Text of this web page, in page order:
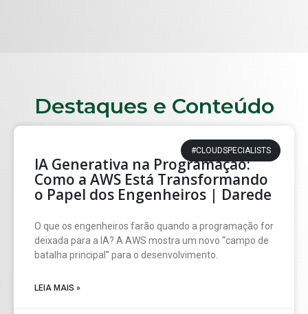
Destaques e Conteúdo
#CLOUDSPECIALISTS
IA Generativa na Programação:
Como a AWS Está Transformando
o Papel dos Engenheiros | Darede
O que os engenheiros farão quando a programação for
deixada para a IA? A AWS mostra um novo “campo de
batalha principal” para o desenvolvimento.
LEIA MAIS »